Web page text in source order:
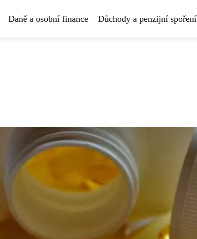
Daně a osobní finance Důchody a penzijní spoření